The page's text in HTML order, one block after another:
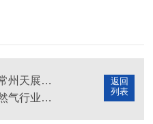
返回
列表
选流体输送管，找常州天展钢管
无缝钢管在石油天然气行业的5大关键应用场景